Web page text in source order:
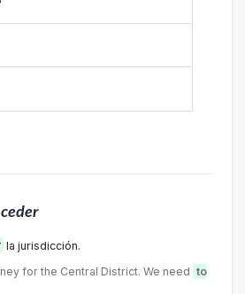
ceder
la jurisdicción.
for the Central District. We need to